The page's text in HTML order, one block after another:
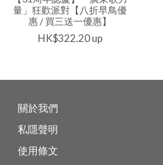
量」狂歡派對【八折早鳥優
惠 / 買三送一優惠】
HK$322.20 up
關於我們
私隱聲明
使用條文